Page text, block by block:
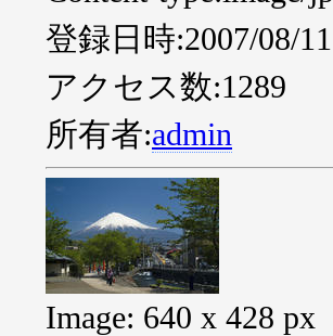
登録日時:2007/08/
アクセス数:1289
所有者:admin
Image: 640 x 428 px